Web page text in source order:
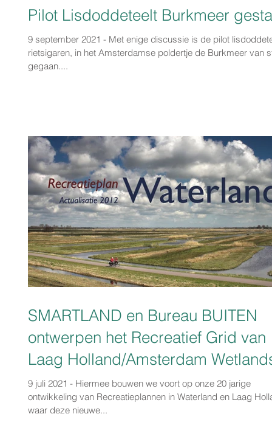
Pilot Lisdoddeteelt Burkmeer
9 september 2021 - Met enige discussie is de pilot
rietsigaren, in het Amsterdamse poldertje de Burkmeer van
gegaan....
SMARTLAND en Bureau BUITEN
ontwerpen het Recreatief Grid van
Laag Holland/Amsterdam
9 juli 2021 - Hiermee bouwen we voort op onze 20 jarige
ontwikkeling van Recreatieplannen in Waterland en Laag
waar deze nieuwe...